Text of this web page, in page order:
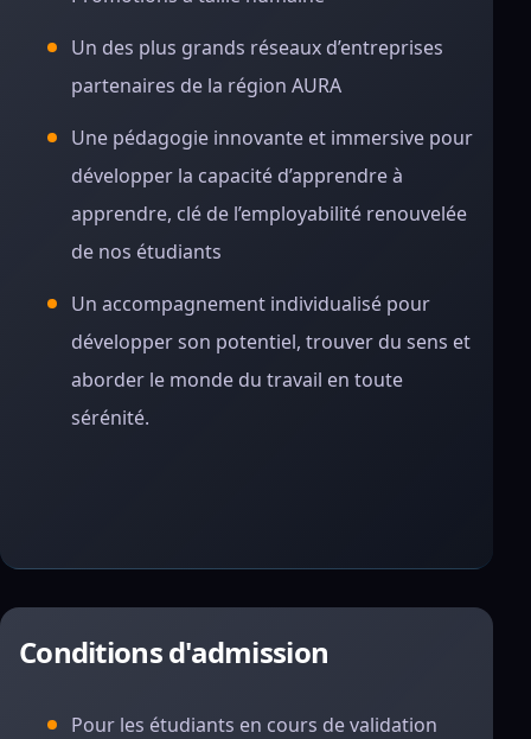
Un des plus grands réseaux d’entreprises
partenaires de la région AURA
Une pédagogie innovante et immersive pour
développer la capacité d’apprendre à
apprendre, clé de l’employabilité renouvelée
de nos étudiants
Un accompagnement individualisé pour
développer son potentiel, trouver du sens et
aborder le monde du travail en toute
sérénité.
Conditions d'admission
Pour les étudiants en cours de validation